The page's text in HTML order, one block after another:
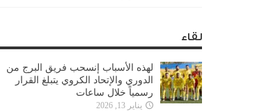
لقاء
لهذه الأسباب إنسحب فريق البرج من
الدوري والإتحاد الكروي يتبلغ القرار
رسمياً خلال ساعات
يناير 13, 2026